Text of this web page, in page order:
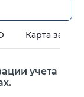
Карта заказа
учета